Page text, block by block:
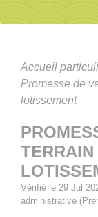
Accueil
Promesse de
lotissement
Vérifié le 29 Jul
administrative